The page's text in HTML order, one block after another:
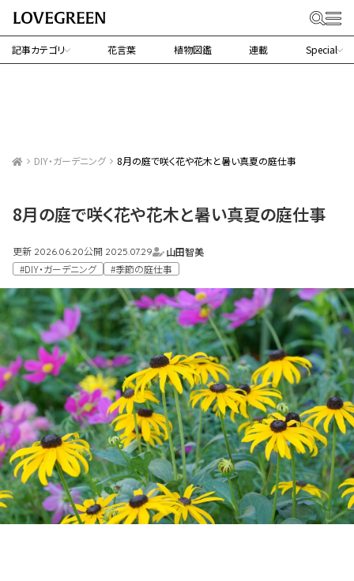
記事カテゴリ 花言葉 植物図鑑 連載 Special
DIY・ガーデニング 8月の庭で咲く花や花木と暑い真夏の庭仕事
8月の庭で咲く花や花木と暑い真夏の庭仕事
更新 2026.06.20公開 2025.07.29
山田智美
#DIY・ガーデニング
#季節の庭仕事